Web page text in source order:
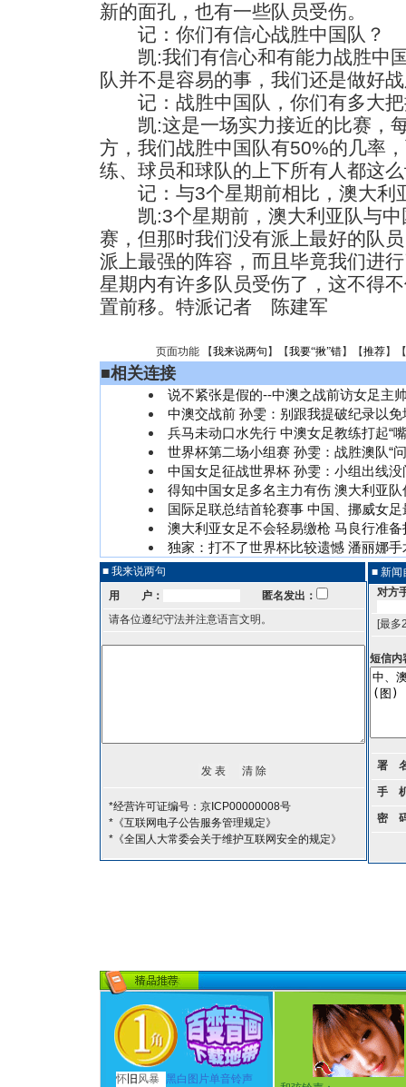
新的面孔，也有一些队员受伤。
记：你们有信心战胜中国队？
凯:我们有信心和有能力战胜中
队并不是容易的事，我们还是做好
记：战胜中国队，你们有多大把
凯:这是一场实力接近的比赛，
方，我们战胜中国队有50%的几率
练、球员和球队的上下所有人都这
记：与3个星期前相比，澳大利
凯:3个星期前，澳大利亚队与中
赛，但那时我们没有派上最好的队
派上最强的阵容，而且毕竟我们进
星期内有许多队员受伤了，这不得
置前移。特派记者 陈建军
页面功能 【我来说两句 】【我要“揪”错】【推荐】
■相关连接
说不紧张是假的--中澳之战前访女足主
中澳交战前 孙雯：别跟我提破纪录以免
兵马未动口水先行 中澳女足教练打起“
世界杯第二场小组赛 孙雯：战胜澳队“
中国女足征战世界杯 孙雯：小组出线没
得知中国女足多名主力有伤 澳大利亚
国际足联总结首轮赛事 中国、挪威女
澳大利亚女足不会轻易缴枪 马良行准备
独家：打不了世界杯比较遗憾 潘丽娜
■ 我来说两句
用 户：
匿名发出：
请各位遵纪守法并注意语言文明。
*经营许可证编号：京ICP00000008号
*《互联网电子公告服务管理规定》
*《全国人大常委会关于维护互联网安全的规定》
■ 新闻
对方
[最多
短信内
署
手
密
怀 旧 风暴 黑白图片单音铃声